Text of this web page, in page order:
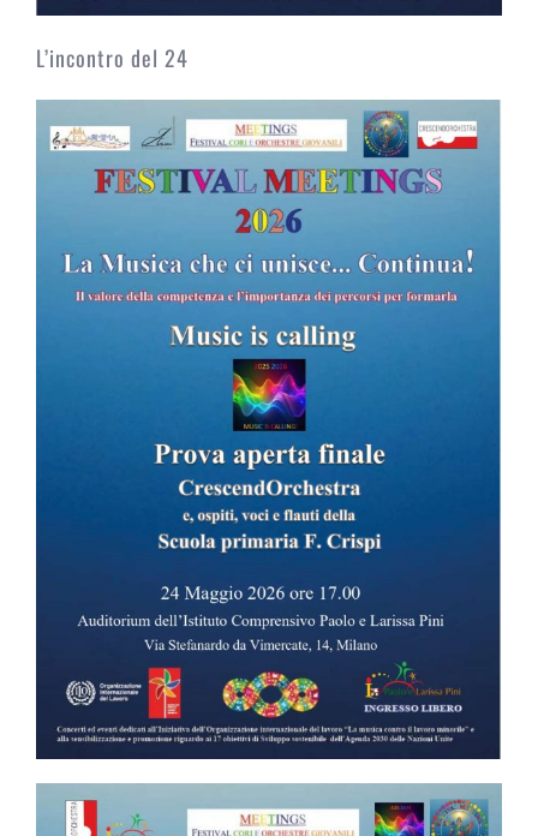
L’incontro del 24